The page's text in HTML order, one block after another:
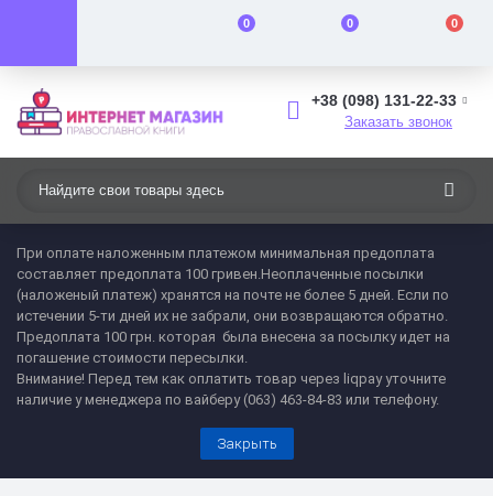
0 0 0
+38 (098) 131-22-33
Заказать звонок
При оплате наложенным платежом минимальная предоплата
составляет предоплата 100 гривен.Неоплаченные посылки
(наложеный платеж) хранятся на почте не более 5 дней. Если по
истечении 5-ти дней их не забрали, они возвращаются обратно.
Предоплата 100 грн. которая была внесена за посылку идет на
погашение стоимости пересылки.
Внимание! Перед тем как оплатить товар через liqpay уточните
наличие у менеджера по вайберу (063) 463-84-83 или телефону.
Закрыть